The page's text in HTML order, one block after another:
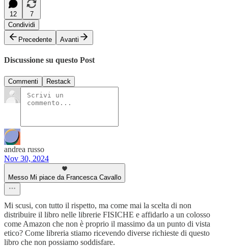
12
7
Condividi
Precedente
Avanti
Discussione su questo Post
Commenti Restack
andrea russo
Nov 30, 2024
Messo Mi piace da Francesca Cavallo
Mi scusi, con tutto il rispetto, ma come mai la scelta di non
distribuire il libro nelle librerie FISICHE e affidarlo a un colosso
come Amazon che non è proprio il massimo da un punto di vista
etico? Come libreria stiamo ricevendo diverse richieste di questo
libro che non possiamo soddisfare.